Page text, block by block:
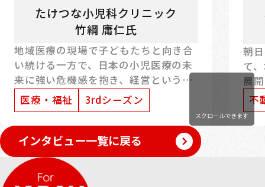
たけつな小児科クリニック
竹綱 庸仁氏
地域医療の現場で子どもたちと向き合
い続ける一方で、日本の小児医療の未
来に強い危機感を抱き、経営という立
場からも挑戦を続けている、たけつな
小児科クリニック院長・竹綱庸仁氏。
本記事では、ForJAPANへの出演を通
じて感じたことや、現在取り組んでい
る発信活動、そして次世代へ託したい
思いについて、お話を伺いました。
医療・福祉 3rdシーズン
朝
て
展
ー
る
は
不
スクロールできます
インタビュー一覧に戻る